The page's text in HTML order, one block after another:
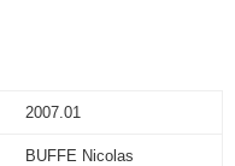
2007.01
BUFFE Nicolas